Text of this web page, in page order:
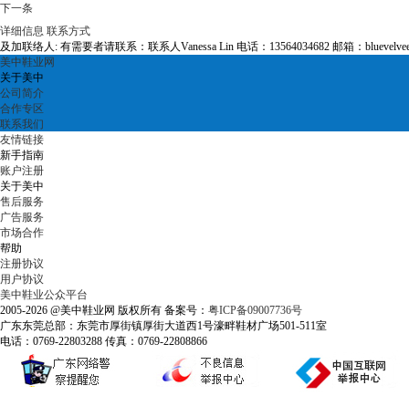
下一条
详细信息 联系方式
及加联络人: 有需要者请联系：联系人Vanessa Lin 电话：13564034682 邮箱：
美中鞋业网
关于美中
公司简介
合作专区
联系我们
友情链接
新手指南
账户注册
关于美中
售后服务
广告服务
市场合作
帮助
注册协议
用户协议
美中鞋业公众平台
2005-2026 @美中鞋业网 版权所有 备案号： 粤ICP备09007736号
广东东莞总部：东莞市厚街镇厚街大道西1号濠畔鞋材广场501-511室
电话：0769-22803288 传真：0769-22808866